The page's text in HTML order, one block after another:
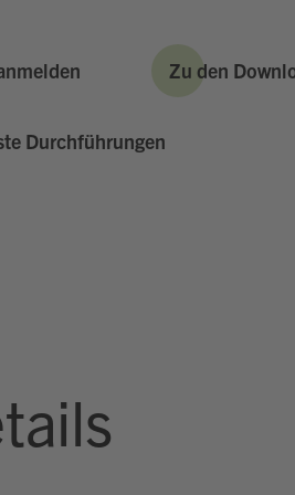
Zu den
Durchführungen